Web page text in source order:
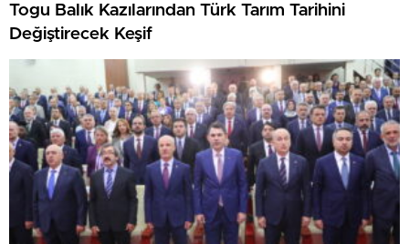
Togu Balık Kazılarından Türk Tarım Tarihini
Değiştirecek Keşif